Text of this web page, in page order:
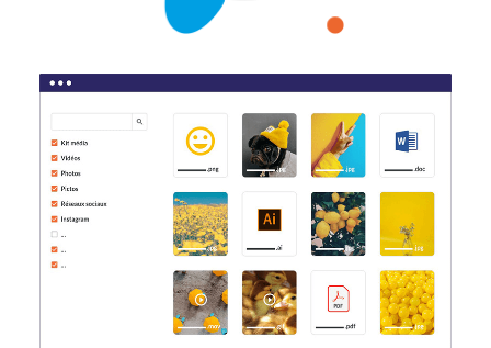
Verrouillez certains blocs de vos modèles pour
process de validation avant envoi.